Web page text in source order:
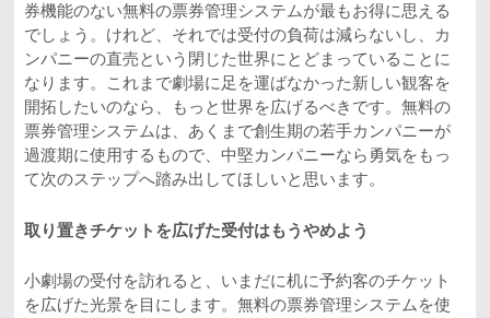
券機能のない無料の票券管理システムが最もお得に思える
でしょう。けれど、それでは受付の負荷は減らないし、カ
ンパニーの直売という閉じた世界にとどまっていることに
なります。これまで劇場に足を運ばなかった新しい観客を
開拓したいのなら、もっと世界を広げるべきです。無料の
票券管理システムは、あくまで創生期の若手カンパニーが
過渡期に使用するもので、中堅カンパニーなら勇気をもっ
て次のステップへ踏み出してほしいと思います。
取り置きチケットを広げた受付はもうやめよう
小劇場の受付を訪れると、いまだに机に予約客のチケット
を広げた光景を目にします。無料の票券管理システムを使